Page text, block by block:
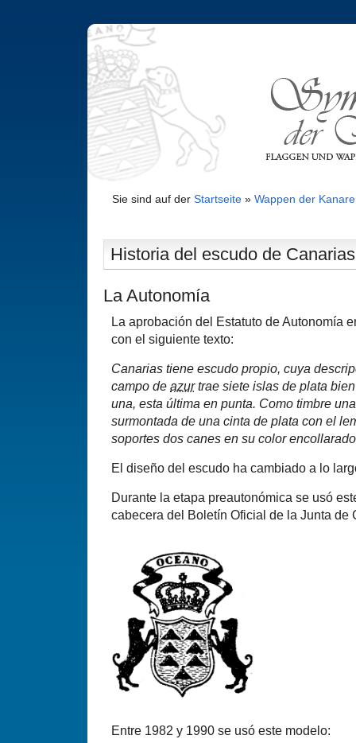
Sie sind auf der Startseite» Wappen der
Historia del escudo de
La Autonomía
La aprobación del Estatuto de Autonomía
con el siguiente texto:
Canarias tiene escudo propio, cuya
campo de azurtrae siete islas de plata
una, esta última en punta. Como timbre
surmontada de una cinta de plata con el
soportes dos canes en su color
El diseño del escudo ha cambiado a lo
Durante la etapa preautonómica se usó
cabecera del Boletín Oficial de la Junta de
Entre 1982 y 1990 se usó este modelo: